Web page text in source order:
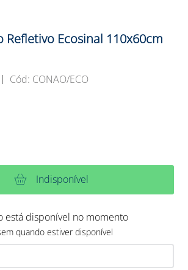
Refletivo Ecosinal 110x60cm
: CONAO/ECO
Indisponível
está disponível no momento
quando estiver disponível